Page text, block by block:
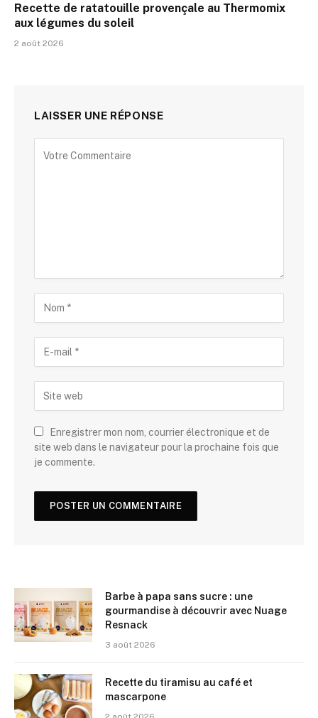
Recette de ratatouille provençale au Thermomix
aux légumes du soleil
2 août 2026
LAISSER UNE RÉPONSE
Enregistrer mon nom, courrier électronique et de
site web dans le navigateur pour la prochaine fois que
je commente.
Barbe à papa sans sucre : une
gourmandise à découvrir avec Nuage
Resnack
3 août 2026
Recette du tiramisu au café et
mascarpone